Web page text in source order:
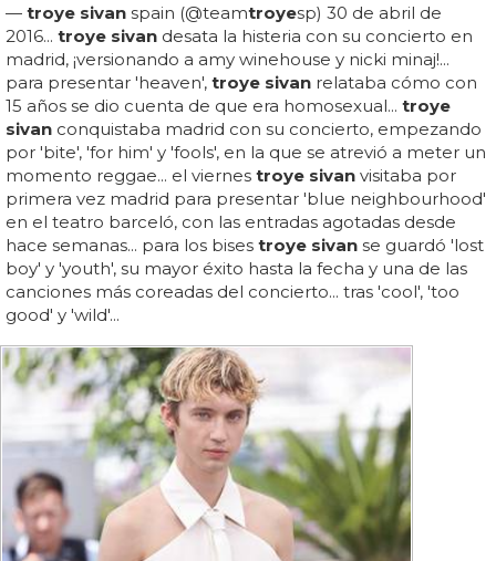
— troye sivan spain (@teamtroyesp) 30 de abril de
2016... troye sivan desata la histeria con su concierto en
madrid, ¡versionando a amy winehouse y nicki minaj!...
para presentar 'heaven', troye sivan relataba cómo con
15 años se dio cuenta de que era homosexual... troye
sivan conquistaba madrid con su concierto, empezando
por 'bite', 'for him' y 'fools', en la que se atrevió a meter un
momento reggae... el viernes troye sivan visitaba por
primera vez madrid para presentar 'blue neighbourhood'
en el teatro barceló, con las entradas agotadas desde
hace semanas... para los bises troye sivan se guardó 'lost
boy' y 'youth', su mayor éxito hasta la fecha y una de las
canciones más coreadas del concierto... tras 'cool', 'too
good' y 'wild'...